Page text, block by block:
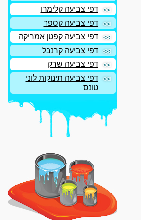
דפי צביעה קלימרו
דפי צביעה קספר
דפי צביעה קפטן אמריקה
דפי צביעה קרנבל
דפי צביעה שרק
דפי צביעה תינוקות לוני
טונס